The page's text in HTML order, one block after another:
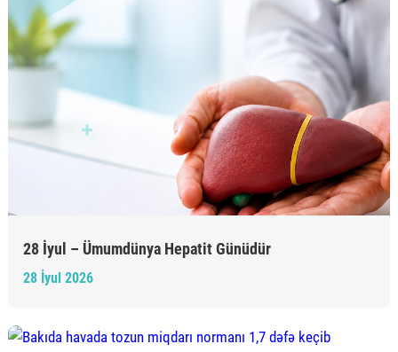
28 İyul – Ümumdünya Hepatit Günüdür
28 İyul 2026